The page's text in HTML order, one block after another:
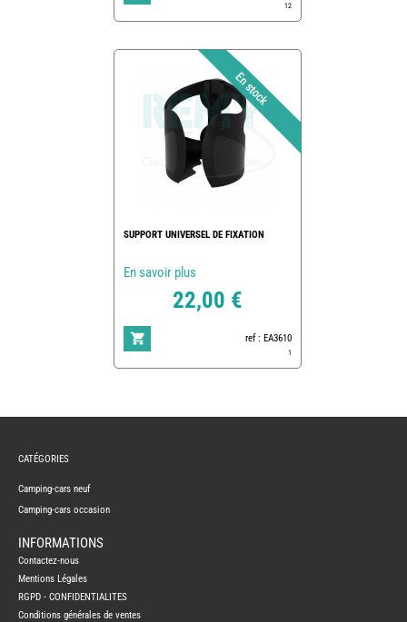
12
SUPPORT UNIVERSEL DE FIXATION
En savoir plus
22,00 €
ref : EA3610
1
CAMPING-
NEUFS
CAMPING-
CAMPING-
BENIMAR
CAMPING-
CARADO
CATÉGORIES
Camping-cars neuf
Camping-cars occasion
INFORMATIONS
Contactez-nous
Mentions Légales
RGPD - CONFIDENTIALITES
Conditions générales de ventes